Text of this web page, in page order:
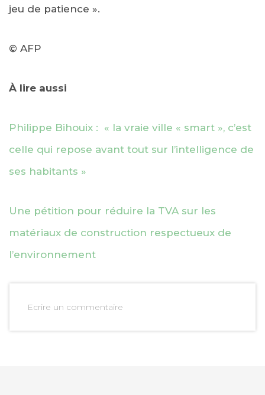
jeu de patience ».
© AFP
À lire aussi
Philippe Bihouix : « la vraie ville « smart », c’est
celle qui repose avant tout sur l’intelligence de
ses habitants »
Une pétition pour réduire la TVA sur les
matériaux de construction respectueux de
l’environnement
Ecrire un commentaire